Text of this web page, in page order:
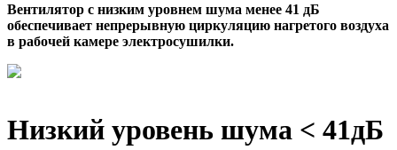
Вентилятор с низким уровнем шума менее 41 дБ
обеспечивает непрерывную циркуляцию нагретого воздуха
в рабочей камере электросушилки.
Низкий уровень шума < 41дБ